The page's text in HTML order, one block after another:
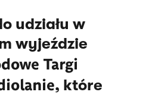
udziału w
wyjeździe
Targi
, które